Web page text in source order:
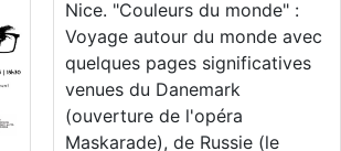
Nice. "Couleurs du monde" :
Voyage autour du monde avec
quelques pages significatives
venues du Danemark
(ouverture de l'opéra
Maskarade), de Russie (le